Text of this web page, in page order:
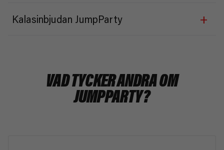
Kalasinbjudan JumpParty +
VAD TYCKER ANDRA OM
JUMPPARTY?